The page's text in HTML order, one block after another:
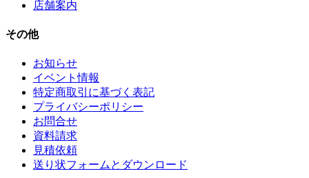
店舗案内
その他
お知らせ
イベント情報
特定商取引に基づく表記
プライバシーポリシー
お問合せ
資料請求
見積依頼
送り状フォームとダウンロード